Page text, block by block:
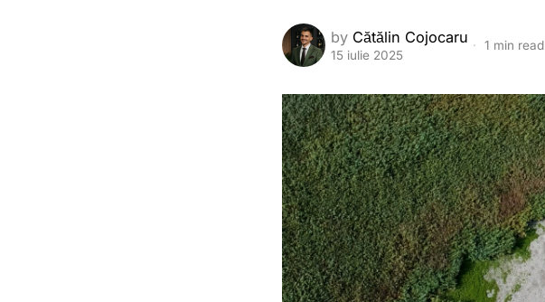
by Cătălin Cojocaru
15 iulie 2025
1 min read